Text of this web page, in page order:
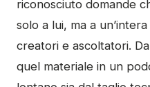
riconosciuto domande
solo a lui, ma a
creatori e ascoltatori.
quel materiale in un